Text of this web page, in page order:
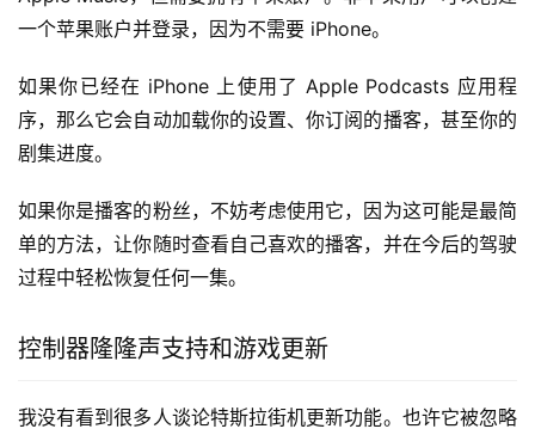
一个苹果账户并登录，因为不需要 iPhone。
如果你已经在 iPhone 上使用了 Apple Podcasts 应用程
序，那么它会自动加载你的设置、你订阅的播客，甚至你的
剧集进度。
如果你是播客的粉丝，不妨考虑使用它，因为这可能是最简
单的方法，让你随时查看自己喜欢的播客，并在今后的驾驶
过程中轻松恢复任何一集。
控制器隆隆声支持和游戏更新
我没有看到很多人谈论特斯拉街机更新功能。也许它被忽略